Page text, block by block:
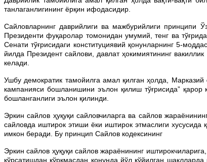
танлаганлигининг ёрқин ифодасидир.
Сайловларнинг даврийлиги ва мажбурийлиги принципи
Президенти фуқаролар томонидан умумий, тенг ва
Сенати тўғрисидаги конституциявий қонунларнинг 5-
йилда Президент сайлови, давлат ҳокимиятининг
келади.
Ушбу демократик тамойилга амал қилган ҳолда,
кампанияси бошланишини эълон қилиш тўғрисида”
бошланганлиги эълон қилинди.
Эркин сайлов ҳуқуқи сайловчиларга ва сайлов
сайловда иштирок этиши ёки иштирок этмаслиги
имкон беради. Бу принцип Сайлов кодексининг 7-
Эркин сайлов ҳуқуқи сайлов жараёнининг
кўрсатишдан қўрқмасдан қонунда йўл қўйилган